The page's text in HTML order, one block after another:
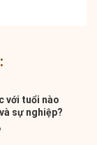
với tuổi nào
sự nghiệp?